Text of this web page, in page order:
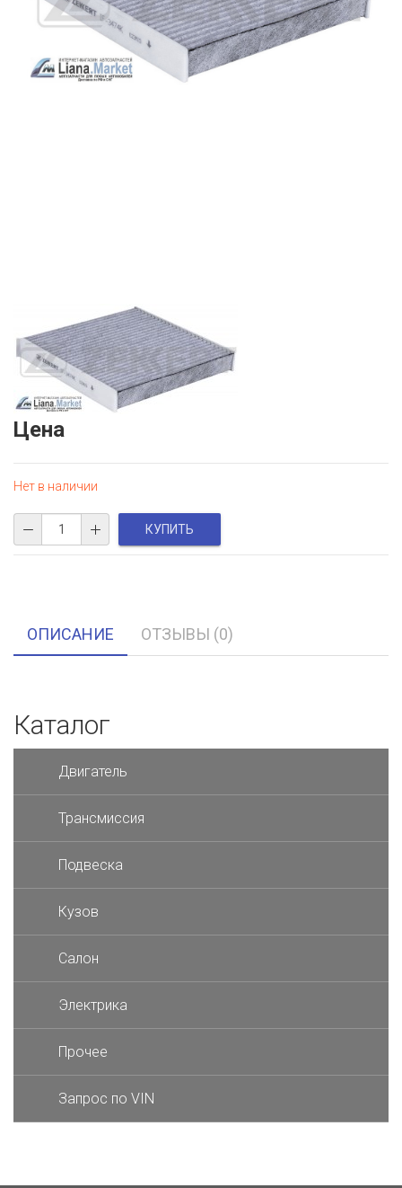
Цена
Нет в наличии
ОПИСАНИЕ ОТЗЫВЫ (0)
Каталог
Двигатель
Трансмиссия
Подвеска
Кузов
Салон
Электрика
Прочее
Запрос по VIN